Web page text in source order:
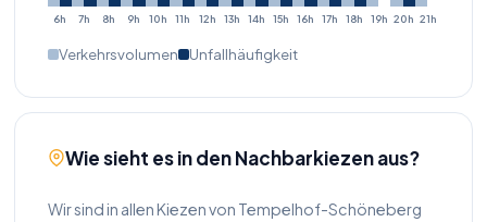
(Grenze zu Charlottenburg-Wilmersdorf).
19.700 Kfz/Tag 3 Unfälle
6h 7h 8h 9h 10h 11h 12h 13h 14h 15h 16h 17h 18h 19h 20h 21h
Verkehrsvolumen Unfallhäufigkeit
Wie sieht es in den Nachbarkiezen aus?
Wir sind in allen Kiezen von Tempelhof-Schöneberg